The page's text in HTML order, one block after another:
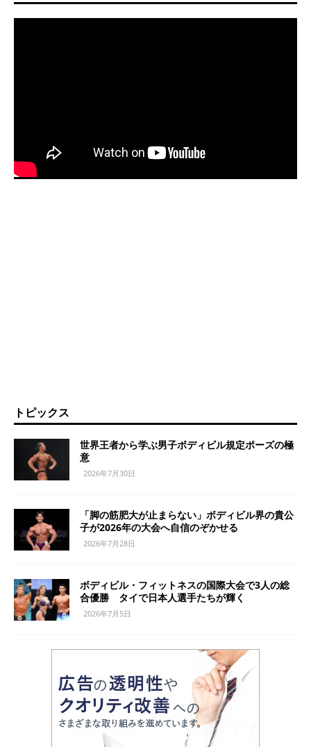
トピックス
世界王者から学ぶ男子ボディビル規定ポーズの極
意
2026年7月30日
「脚の筋肥大が止まらない」ボディビル界の貴公
子が2026年の大会へ自信のぞかせる
2026年7月28日
ボディビル・フィットネスの国際大会で3人の総
合優勝 タイで日本人選手たちが輝く
2026年7月5日